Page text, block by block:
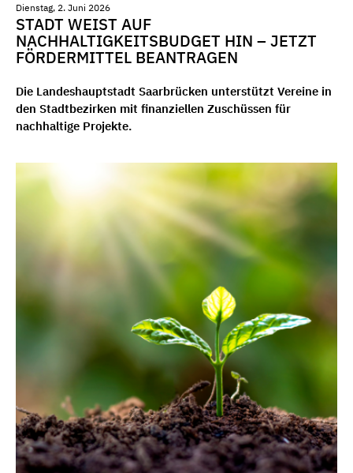
Dienstag, 2. Juni 2026
STADT WEIST AUF
NACHHALTIGKEITSBUDGET HIN – JETZT
FÖRDERMITTEL BEANTRAGEN
Die Landeshauptstadt Saarbrücken unterstützt Vereine in
den Stadtbezirken mit finanziellen Zuschüssen für
nachhaltige Projekte.